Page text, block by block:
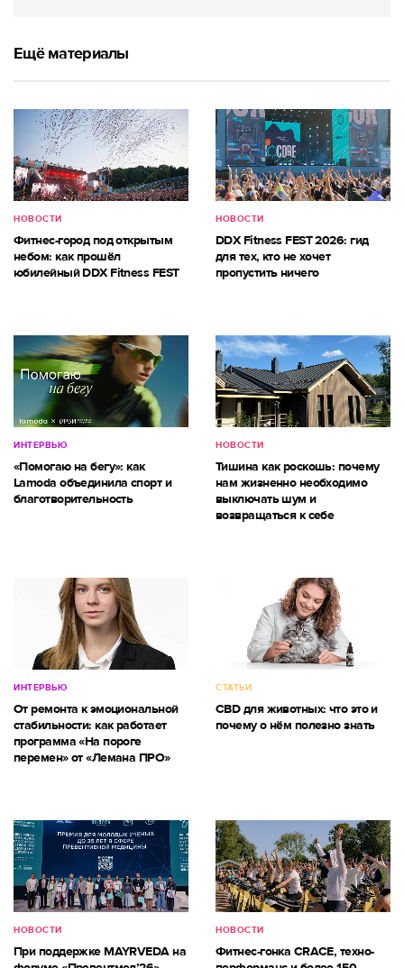
Ещё материалы
НОВОСТИ
Фитнес-город под открытым
небом: как прошёл
юбилейный DDX Fitness FEST
НОВОСТИ
DDX Fitness FEST 2026: гид
для тех, кто не хочет
пропустить ничего
ИНТЕРВЬЮ
«Помогаю на бегу»: как
Lamoda объединила спорт и
благотворительность
НОВОСТИ
Тишина как роскошь: почему
нам жизненно необходимо
выключать шум и
возвращаться к себе
ИНТЕРВЬЮ
От ремонта к эмоциональной
стабильности: как работает
программа «На пороге
перемен» от «Лемана ПРО»
СТАТЬИ
CBD для животных: что это и
почему о нём полезно знать
НОВОСТИ
При поддержке MAYRVEDA на
НОВОСТИ
Фитнес-гонка CRACE, техно-